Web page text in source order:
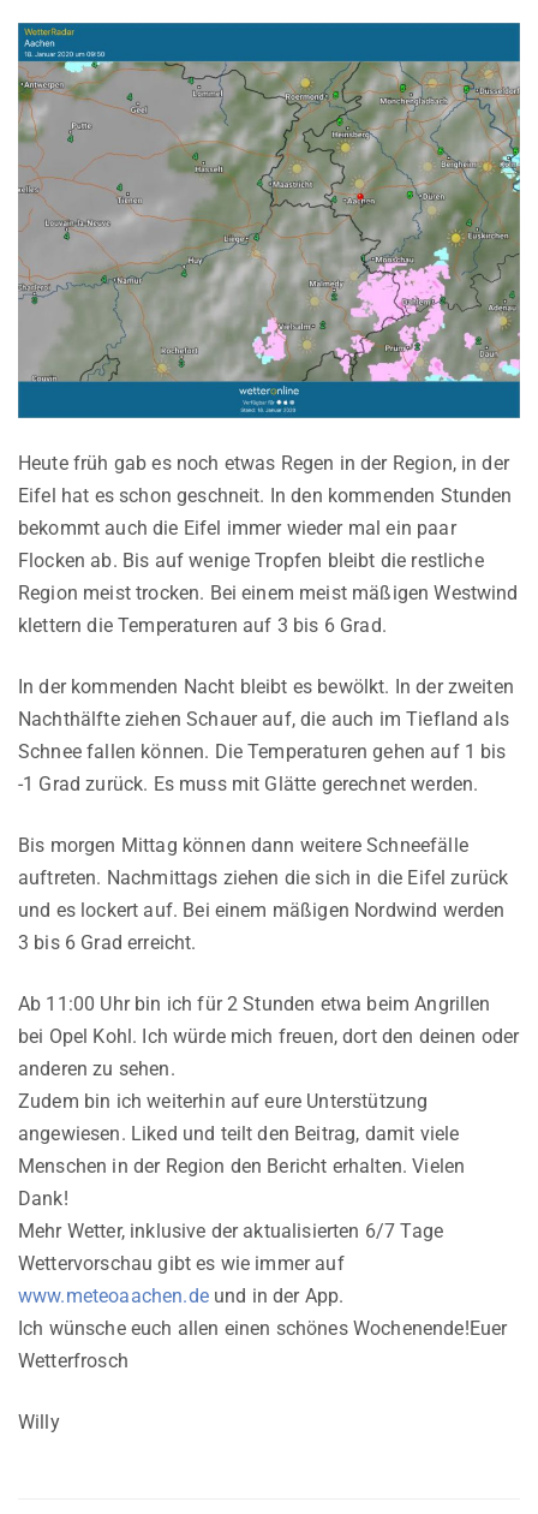
Heute früh gab es noch etwas Regen in der Region, in der
Eifel hat es schon geschneit. In den kommenden Stunden
bekommt auch die Eifel immer wieder mal ein paar
Flocken ab. Bis auf wenige Tropfen bleibt die restliche
Region meist trocken. Bei einem meist mäßigen Westwind
klettern die Temperaturen auf 3 bis 6 Grad.
In der kommenden Nacht bleibt es bewölkt. In der zweiten
Nachthälfte ziehen Schauer auf, die auch im Tiefland als
Schnee fallen können. Die Temperaturen gehen auf 1 bis
-1 Grad zurück. Es muss mit Glätte gerechnet werden.
Bis morgen Mittag können dann weitere Schneefälle
auftreten. Nachmittags ziehen die sich in die Eifel zurück
und es lockert auf. Bei einem mäßigen Nordwind werden
3 bis 6 Grad erreicht.
Ab 11:00 Uhr bin ich für 2 Stunden etwa beim Angrillen
bei Opel Kohl. Ich würde mich freuen, dort den deinen oder
anderen zu sehen.
Zudem bin ich weiterhin auf eure Unterstützung
angewiesen. Liked und teilt den Beitrag, damit viele
Menschen in der Region den Bericht erhalten. Vielen
Dank!
Mehr Wetter, inklusive der aktualisierten 6/7 Tage
Wettervorschau gibt es wie immer auf
www.meteoaachen.deund in der App.
Ich wünsche euch allen einen schönes Wochenende!Euer
Wetterfrosch
Willy